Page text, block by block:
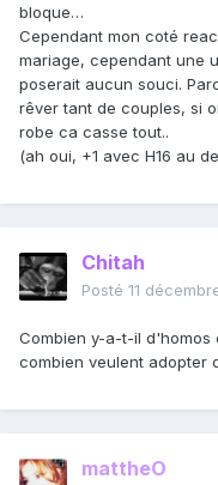
bloque…
Cependant mon coté
mariage, cependant une
poserait aucun souci.
rêver tant de couples, si
robe ca casse tout..
(ah oui, +1 avec H16 au
Chitah
Posté 11
Combien y-a-t-il d'homos
combien veulent adopter
mattheO